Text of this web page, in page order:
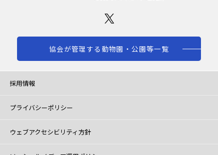
協会が管理する動物園・公園等一覧
採用情報
プライバシーポリシー
ウェブアクセシビリティ方針